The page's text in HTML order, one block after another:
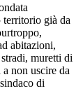
territorio già da
abitazioni,
muretti di
non uscire da
di